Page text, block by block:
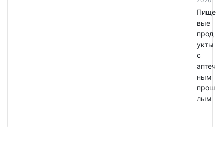
Пище
вые
прод
укты
с
аптеч
ным
прош
лым